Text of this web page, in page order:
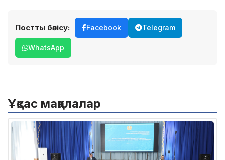
Постты бөлісу: Facebook Telegram
WhatsApp
Ұқсас мақалалар